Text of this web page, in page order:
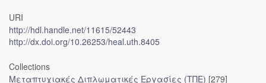
URI
http://hdl.handle.net/11615/52443
http://dx.doi.org/10.26253/heal.uth.8405
Collections
Μεταπτυχιακές Διπλωματικές Εργασίες (ΤΠΕ) [279]